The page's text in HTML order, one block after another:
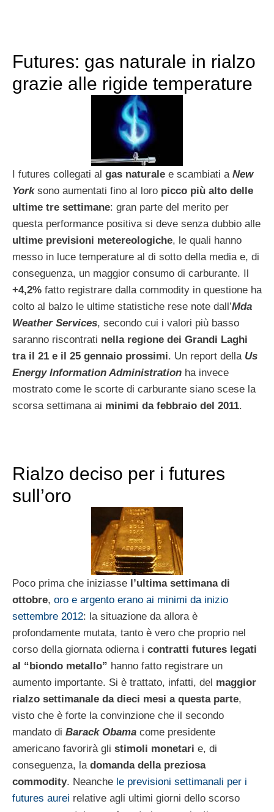
Futures: gas naturale in rialzo
grazie alle rigide temperature
I futures collegati al gas naturale e scambiati a New
Yorksono aumentati fino al loro picco più alto delle
ultime tre settimane: gran parte del merito per
questa performance positiva si deve senza dubbio alle
ultime previsioni metereologiche, le quali hanno
messo in luce temperature al di sotto della media e, di
conseguenza, un maggior consumo di carburante. Il
+4,2% fatto registrare dalla commodity in questione ha
colto al balzo le ultime statistiche rese note dall’Mda
Weather Services, secondo cui i valori più basso
saranno riscontrati nella regione dei Grandi Laghi
tra il 21 e il 25 gennaio prossimi. Un report della Us
Energy Information Administration ha invece
mostrato come le scorte di carburante siano scese la
scorsa settimana ai minimi da febbraio del 2011.
Rialzo deciso per i futures
sull’oro
Poco prima che iniziasse l’ultima settimana di
ottobre, oro e argento erano ai minimi da inizio
settembre 2012: la situazione da allora è
profondamente mutata, tanto è vero che proprio nel
corso della giornata odierna i contratti futures legati
al “biondo metallo” hanno fatto registrare un
aumento importante. Si è trattato, infatti, del maggior
rialzo settimanale da dieci mesi a questa parte,
visto che è forte la convinzione che il secondo
mandato di Barack Obama come presidente
americano favorirà gli stimoli monetari e, di
conseguenza, la domanda della preziosa
commodity. Neanche le previsioni settimanali per i
futures aurei relative agli ultimi giorni dello scorso